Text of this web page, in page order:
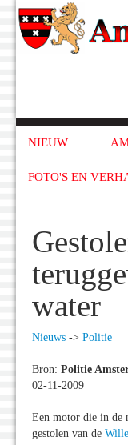
NIEUW
FOTO'S EN
water
Nieuws -> Politie
Bron: Politie
02-11-2009
Een motor die in de
gestolen van de